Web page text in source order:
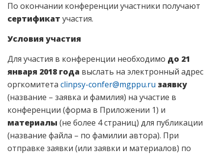
По окончании конференции участники получают
сертификат участия.
Условия участия
Для участия в конференции необходимо до 21
января 2018 года выслать на электронный адрес
оргкомитета clinpsy-confer@mgppu.ru заявку
(название – заявка и фамилия) на участие в
конференции (форма в Приложении 1) и
материалы (не более 4 страниц) для публикации
(название файла – по фамилии автора). При
отправке заявки (или заявки и материалов) по